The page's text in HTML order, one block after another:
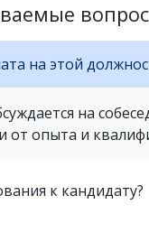
на этой
на
от опыта и
к кандидату?